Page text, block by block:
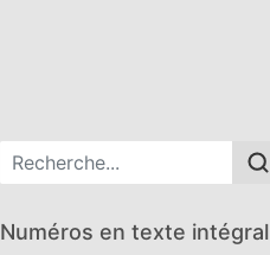
Menu principal
Numéros en texte intégral